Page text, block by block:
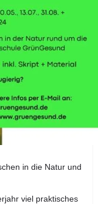
Heilpflanzen, die vor
hast du vielleicht
gehört. Doch
kannst du die
Wie macht
ein einfaches
Und
in die Natur und
viel praktisches